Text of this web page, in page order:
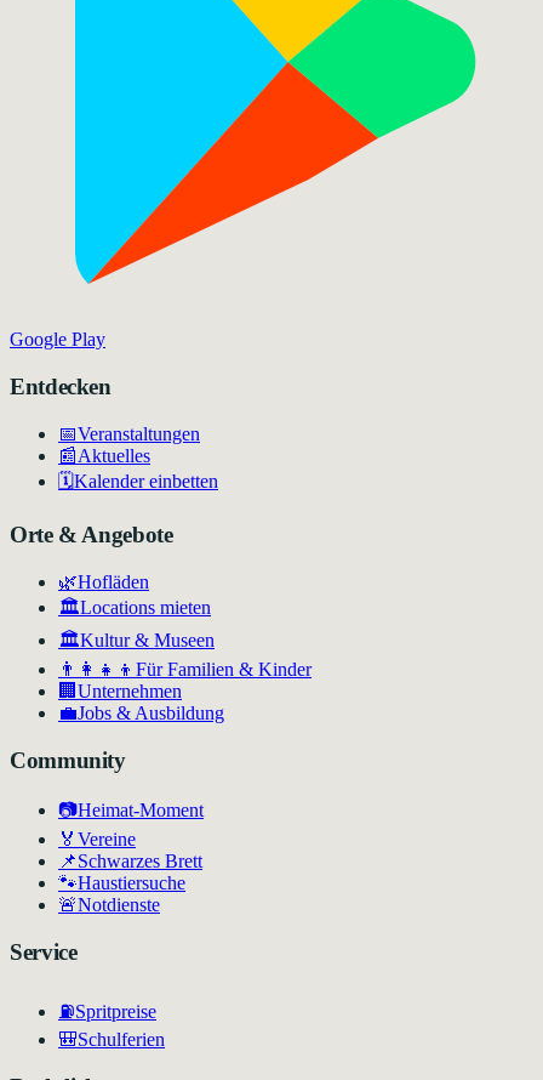
Google Play
Entdecken
📅Veranstaltungen
📰Aktuelles
🗓️Kalender einbetten
Orte & Angebote
🌿Hofläden
🏛️Locations mieten
🏛Kultur & Museen
👨‍👩‍👧‍👦 Für Familien & Kinder
🏢 Unternehmen
💼Jobs & Ausbildung
Community
📷Heimat-Moment
🏅 Vereine
📌Schwarzes Brett
🐾Haustiersuche
🚨Notdienste
Service
⛽Spritpreise
🎒Schulferien